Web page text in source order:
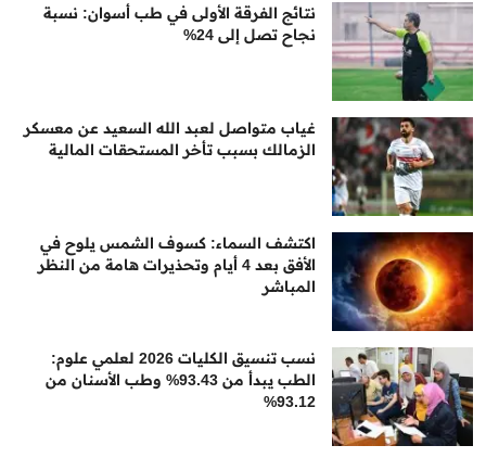
نتائج الفرقة الأولى في طب أسوان: نسبة
نجاح تصل إلى 24%
غياب متواصل لعبد الله السعيد عن معسكر
الزمالك بسبب تأخر المستحقات المالية
اكتشف السماء: كسوف الشمس يلوح في
الأفق بعد 4 أيام وتحذيرات هامة من النظر
المباشر
نسب تنسيق الكليات 2026 لعلمي علوم:
الطب يبدأ من 93.43% وطب الأسنان من
93.12%